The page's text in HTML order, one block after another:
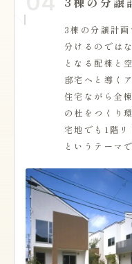
3棟の分譲計
分けるのでは
となる配棟と
邸宅へと導く
住宅ながら全
の杜をつくり
宅地でも1階リ
というテーマ